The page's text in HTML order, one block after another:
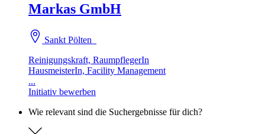
Markas GmbH
Sankt Pölten
Reinigungskraft, RaumpflegerIn
HausmeisterIn, Facility Management
...
Initiativ bewerben
Wie relevant sind die Suchergebnisse für dich?